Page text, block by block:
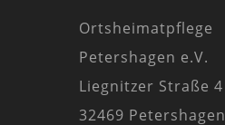
Ortsheimatpflege
Petershagen e.V.
Liegnitzer Straße 4
32469 Petershagen